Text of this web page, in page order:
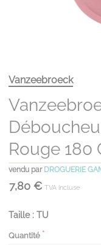
Vanzeebroeck
Rouge 180
vendu par DROGUERIE
7,80 € TVA incluse
Taille : TU
Quantité